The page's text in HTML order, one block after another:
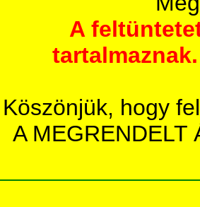
A
Köszönjük, hogy
A MEGRENDELT